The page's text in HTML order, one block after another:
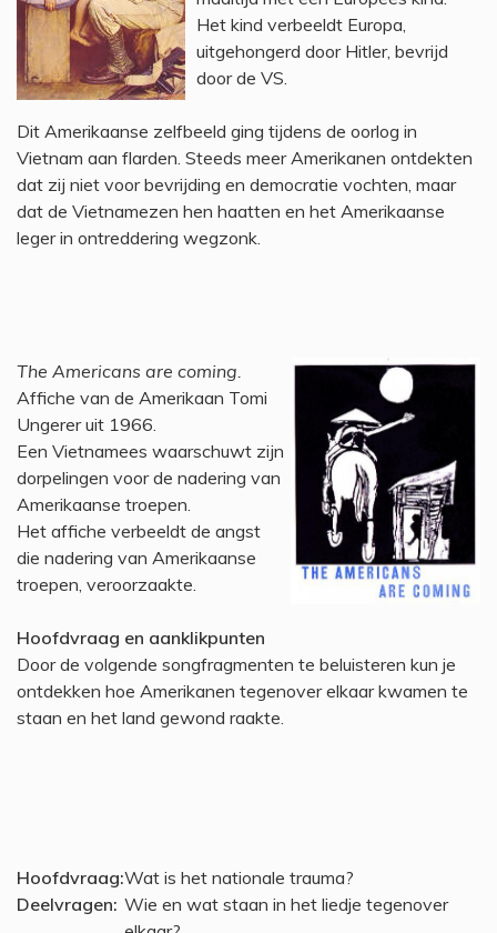
Het kind verbeeldt Europa,
uitgehongerd door Hitler, bevrijd
door de VS.
Dit Amerikaanse zelfbeeld ging tijdens de oorlog in
Vietnam aan flarden. Steeds meer Amerikanen ontdekten
dat zij niet voor bevrijding en democratie vochten, maar
dat de Vietnamezen hen haatten en het Amerikaanse
leger in ontreddering wegzonk.
The Americans are coming.
Affiche van de Amerikaan Tomi
Ungerer uit 1966.
Een Vietnamees waarschuwt zijn
dorpelingen voor de nadering van
Amerikaanse troepen.
Het affiche verbeeldt de angst
die nadering van Amerikaanse
troepen, veroorzaakte.
Hoofdvraag en aanklikpunten
Door de volgende songfragmenten te beluisteren kun je
ontdekken hoe Amerikanen tegenover elkaar kwamen te
staan en het land gewond raakte.
Hoofdvraag:Wat is het nationale trauma?
Deelvragen: Wie en wat staan in het liedje tegenover